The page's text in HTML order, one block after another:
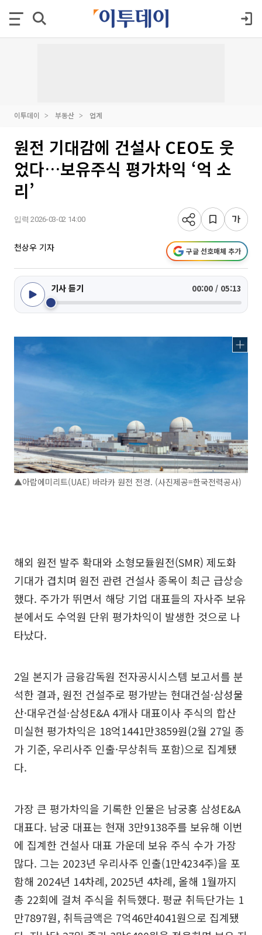
이투데이 부동산 업계
원전 기대감에 건설사 CEO도 웃
었다…보유주식 평가차익 ‘억 소
리’
입력 2026-03-02 14:00
천상우 기자 구글 선호매체 추가
기사 듣기 00:00 / 05:13
▲아랍에미리트(UAE) 바라카 원전 전경. (사진제공=한국전력공사)
해외 원전 발주 확대와 소형모듈원전(SMR) 제도화
기대가 겹치며 원전 관련 건설사 종목이 최근 급상승
했다. 주가가 뛰면서 해당 기업 대표들의 자사주 보유
분에서도 수억원 단위 평가차익이 발생한 것으로 나
타났다.
2일 본지가 금융감독원 전자공시시스템 보고서를 분
석한 결과, 원전 건설주로 평가받는 현대건설·삼성물
산·대우건설·삼성E&A 4개사 대표이사 주식의 합산
미실현 평가차익은 18억1441만3859원(2월 27일 종
가 기준, 우리사주 인출·무상취득 포함)으로 집계됐
다.
가장 큰 평가차익을 기록한 인물은 남궁홍 삼성E&A
대표다. 남궁 대표는 현재 3만9138주를 보유해 이번
에 집계한 건설사 대표 가운데 보유 주식 수가 가장
많다. 그는 2023년 우리사주 인출(1만4234주)을 포
함해 2024년 14차례, 2025년 4차례, 올해 1월까지
총 22회에 걸쳐 주식을 취득했다. 평균 취득단가는 1
만7897원, 취득금액은 7억46만4041원으로 집계됐